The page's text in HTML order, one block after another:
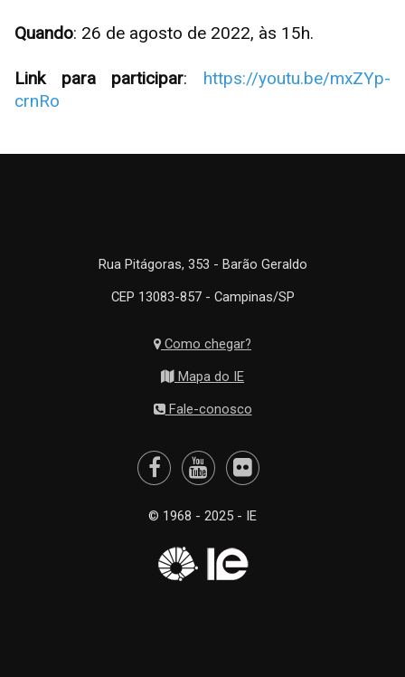
Quando: 26 de agosto de 2022, às 15h.
Link para participar: https://youtu.be/mxZYp-
crnRo
Rua Pitágoras, 353 - Barão Geraldo
CEP 13083-857 - Campinas/SP
Como chegar?
Mapa do IE
Fale-conosco
© 1968 - 2025 - IE